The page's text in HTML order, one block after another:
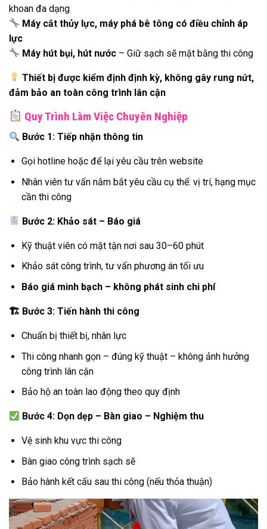
khoan đa dạng
Máy cắt thủy lực, máy phá bê tông có điều chỉnh áp
lực
Máy hút bụi, hút nước – Giữ sạch sẽ mặt bằng thi công
Thiết bị được kiểm định định kỳ, không gây rung nứt,
đảm bảo an toàn công trình lân cận
Quy Trình Làm Việc Chuyên Nghiệp
Bước 1: Tiếp nhận thông tin
Gọi hotline hoặc để lại yêu cầu trên website
Nhân viên tư vấn nắm bắt yêu cầu cụ thể: vị trí, hạng mục
cần thi công
Bước 2: Khảo sát – Báo giá
Kỹ thuật viên có mặt tận nơi sau 30–60 phút
Khảo sát công trình, tư vấn phương án tối ưu
Báo giá minh bạch – không phát sinh chi phí
🏗 ️ Bước 3: Tiến hành thi công
Chuẩn bị thiết bị, nhân lực
Thi công nhanh gọn – đúng kỹ thuật – không ảnh hưởng
công trình lân cận
Bảo hộ an toàn lao động theo quy định
Bước 4: Dọn dẹp – Bàn giao – Nghiệm thu
Vệ sinh khu vực thi công
Bàn giao công trình sạch sẽ
Bảo hành kết cấu sau thi công (nếu thỏa thuận)